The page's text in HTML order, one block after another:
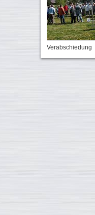
Verabschiedung